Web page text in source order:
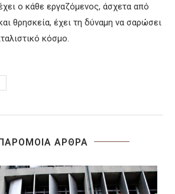
ο κάθε εργαζόμενος, άσχετα από
θρησκεία, έχει τη δύναμη να σαρώσει
κόσμο.
ΑΡΘΡΑ